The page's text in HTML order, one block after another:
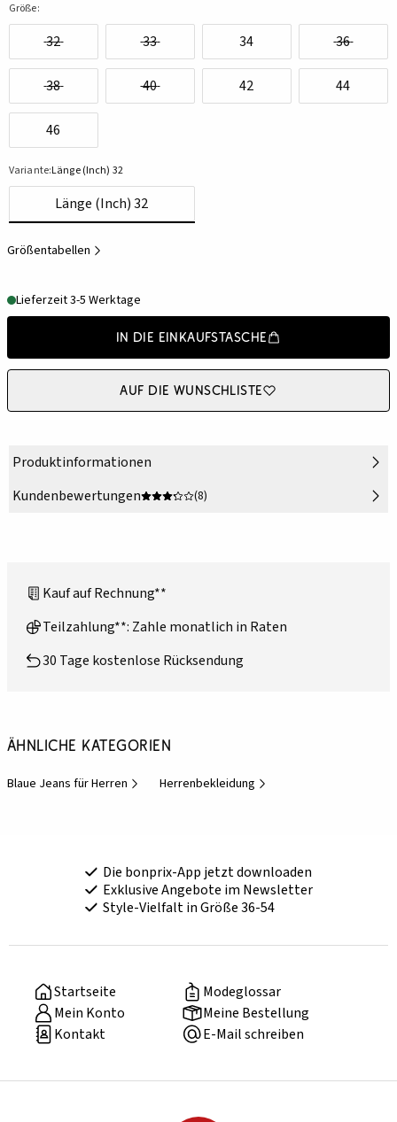
Größe:
32 33 34 36
38 40 42 44
46
Variante:Länge (Inch) 32
Länge (Inch) 32
Größentabellen
Lieferzeit 3-5 Werktage
In die Einkaufstasche
Auf die Wunschliste
Produktinformationen
Kundenbewertungen
(8)
Kauf auf Rechnung**
Teilzahlung**: Zahle monatlich in Raten
30 Tage kostenlose Rücksendung
Ähnliche Kategorien
Blaue Jeans für Herren Herrenbekleidung
Die bonprix-App jetzt downloaden
Exklusive Angebote im Newsletter
Style-Vielfalt in Größe 36-54
Startseite
Modeglossar
Mein Konto
Meine Bestellung
Kontakt
E-Mail schreiben